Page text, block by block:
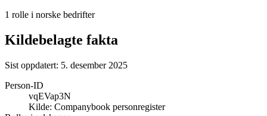
1 rolle i norske bedrifter
Kildebelagte fakta
Sist oppdatert: 5. desember 2025
Person-ID
vqEVap3N
Kilde: Companybook personregister